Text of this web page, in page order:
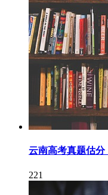
云南高考真题估分
221